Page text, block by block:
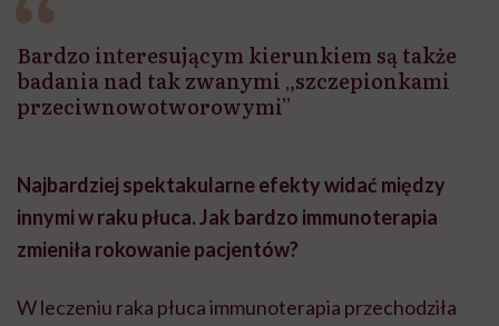
Bardzo interesującym kierunkiem są także
badania nad tak zwanymi „szczepionkami
przeciwnowotworowymi”
Najbardziej spektakularne efekty widać między
innymi w raku płuca. Jak bardzo immunoterapia
zmieniła rokowanie pacjentów?
W leczeniu raka płuca immunoterapia przechodziła